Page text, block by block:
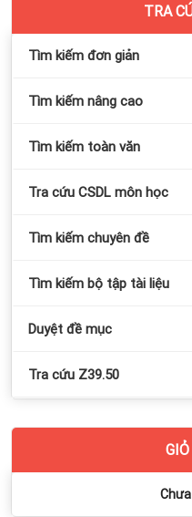
TRA
Tìm kiếm đơn giản
Tìm kiếm nâng cao
Tìm kiếm toàn văn
Tra cứu CSDL môn học
Tìm kiếm chuyên đề
Tìm kiếm bộ tập tài liệu
Duyệt đề mục
Tra cứu Z39.50